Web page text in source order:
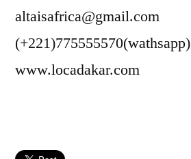
altaisafrica@gmail.com
(+221)775555570(wathsapp)
www.locadakar.com